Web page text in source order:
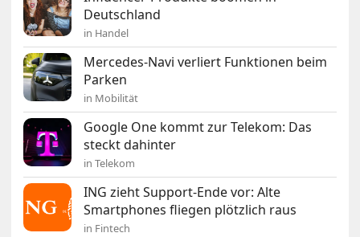
Deutschland
in Handel
Mercedes-Navi verliert Funktionen beim
Parken
in Mobilität
Google One kommt zur Telekom: Das
steckt dahinter
in Telekom
ING zieht Support-Ende vor: Alte
Smartphones fliegen plötzlich raus
in Fintech